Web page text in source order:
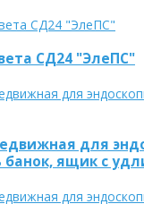
СД24 "ЭлеПС"
для
ящик с